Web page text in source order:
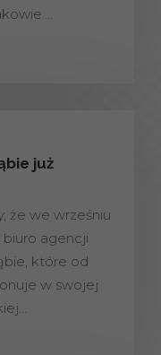
już
że we wrześniu
biuro agencji
które od
w swojej